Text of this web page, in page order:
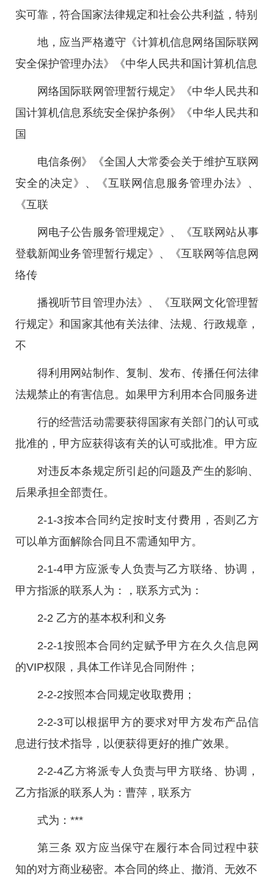
实可靠，符合国家法律规定和社会公共利益，特别
地，应当严格遵守《计算机信息网络国际联网
安全保护管理办法》《中华人民共和国计算机信息
网络国际联网管理暂行规定》《中华人民共和
国计算机信息系统安全保护条例》《中华人民共和
国
电信条例》《全国人大常委会关于维护互联网
安全的决定》、《互联网信息服务管理办法》、
《互联
网电子公告服务管理规定》、《互联网站从事
登载新闻业务管理暂行规定》、《互联网等信息网
络传
播视听节目管理办法》、《互联网文化管理暂
行规定》和国家其他有关法律、法规、行政规章，
不
得利用网站制作、复制、发布、传播任何法律
法规禁止的有害信息。如果甲方利用本合同服务进
行的经营活动需要获得国家有关部门的认可或
批准的，甲方应获得该有关的认可或批准。甲方应
对违反本条规定所引起的问题及产生的影响、
后果承担全部责任。
2-1-3按本合同约定按时支付费用，否则乙方
可以单方面解除合同且不需通知甲方。
2-1-4甲方应派专人负责与乙方联络、协调，
甲方指派的联系人为：，联系方式为：
2-2 乙方的基本权利和义务
2-2-1按照本合同约定赋予甲方在久久信息网
的VIP权限，具体工作详见合同附件；
2-2-2按照本合同规定收取费用；
2-2-3可以根据甲方的要求对甲方发布产品信
息进行技术指导，以便获得更好的推广效果。
2-2-4乙方将派专人负责与甲方联络、协调，
乙方指派的联系人为：曹萍，联系方
式为：***
第三条 双方应当保守在履行本合同过程中获
知的对方商业秘密。本合同的终止、撤消、无效不